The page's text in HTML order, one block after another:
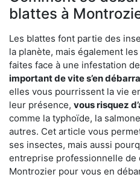
blattes à
Les blattes font partie des
la planète, mais également
faites face à une infestation
important de vite s’en
elles vous pourrissent la vie
leur présence, vous risquez
comme la typhoïde, la
autres. Cet article vous
ses insectes, mais aussi
entreprise professionnelle de
Montrozier pour vous en